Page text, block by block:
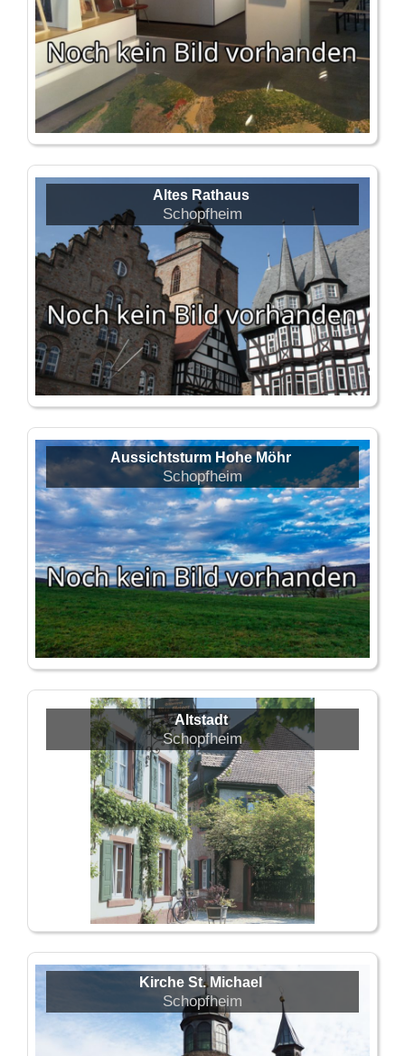
Altes Rathaus
Schopfheim
Aussichtsturm Hohe Möhr
Schopfheim
Altstadt
Schopfheim
Kirche St. Michael
Schopfheim